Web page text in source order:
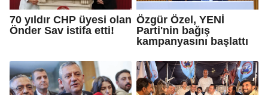
70 yıldır CHP üyesi olan
Önder Sav istifa etti!
Özgür Özel, YENİ
Parti'nin bağış
kampanyasını başlattı